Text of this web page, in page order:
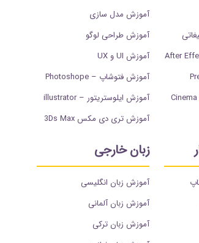
آموزش مدل سازی
آموزش طراحی لوگو
آموزش UI و UX
آموزش فتوشاپ – Photoshope
آموزش ایلوستریتور – illustrator
آموزش تری دی مکس 3Ds Max
زبان خارجی
آموزش زبان انگلیسی
آموزش زبان آلمانی
آموزش زبان ترکی